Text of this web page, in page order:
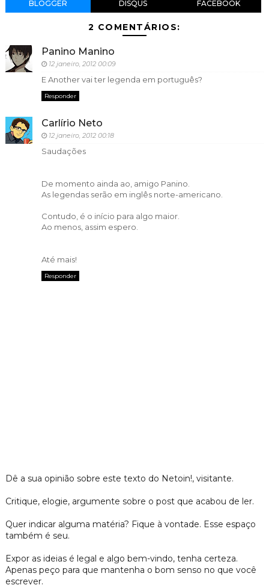
BLOGGER DISQUS FACEBOOK
2 COMENTÁRIOS:
Panino Manino
12 janeiro, 2012 00:09
E Another vai ter legenda em português?
Responder
Carlírio Neto
12 janeiro, 2012 00:18
Saudações
De momento ainda ao, amigo Panino.
As legendas serão em inglês norte-americano.
Contudo, é o início para algo maior.
Ao menos, assim espero.
Até mais!
Responder
Dê a sua opinião sobre este texto do Netoin!, visitante.
Critique, elogie, argumente sobre o post que acabou de ler.
Quer indicar alguma matéria? Fique à vontade. Esse espaço
também é seu.
Expor as ideias é legal e algo bem-vindo, tenha certeza.
Apenas peço para que mantenha o bom senso no que você
escrever.